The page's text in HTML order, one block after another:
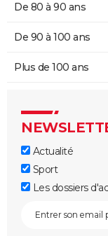
De 80 à 90 ans
De 90 à 100 ans
Plus de 100 ans
Actualité
Sport
Les dossiers